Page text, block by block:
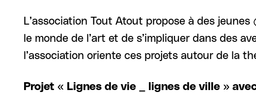
L’association Tout Atout propose à des
le monde de l’art et de s’impliquer dans des
l’association oriente ces projets autour de la
Projet « Lignes de vie _ lignes de ville »